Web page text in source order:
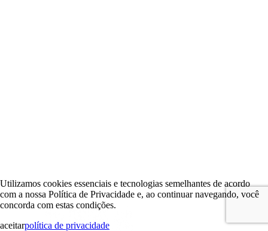
Utilizamos cookies essenciais e tecnologias semelhantes de acordo
com a nossa Política de Privacidade e, ao continuar navegando, você
concorda com estas condições.
aceitarpolítica de privacidade